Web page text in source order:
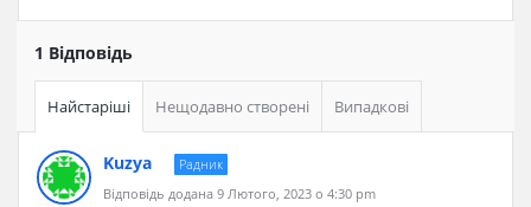
1 Відповідь
Найстаріші Нещодавно створені Випадкові
Kuzya
Радник
Відповідь додана 9 Лютого, 2023 о 4:30 pm